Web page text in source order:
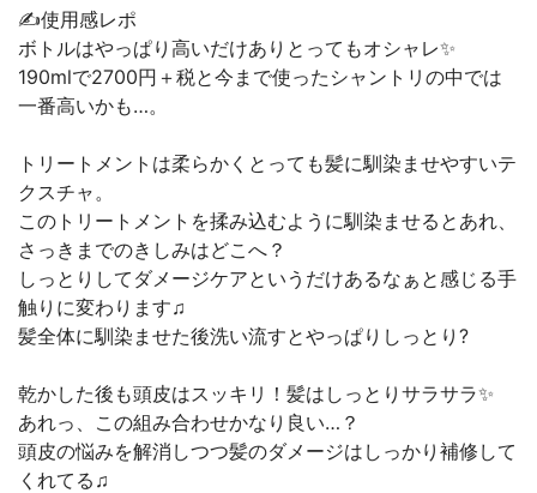
✍️使用感レポ
ボトルはやっぱり高いだけありとってもオシャレ✨
190mlで2700円＋税と今まで使ったシャントリの中では
一番高いかも…。
トリートメントは柔らかくとっても髪に馴染ませやすいテ
クスチャ。
このトリートメントを揉み込むように馴染ませるとあれ、
さっきまでのきしみはどこへ？
しっとりしてダメージケアというだけあるなぁと感じる手
触りに変わります♫
髪全体に馴染ませた後洗い流すとやっぱりしっとり?
乾かした後も頭皮はスッキリ！髪はしっとりサラサラ✨
あれっ、この組み合わせかなり良い…？
頭皮の悩みを解消しつつ髪のダメージはしっかり補修して
くれてる♫